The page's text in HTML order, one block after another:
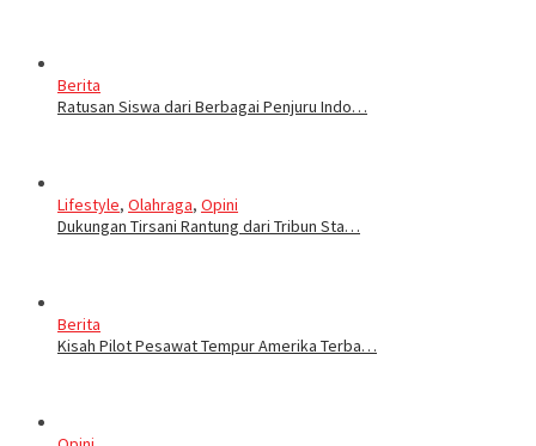
Berita
Ratusan Siswa dari Berbagai Penjuru Indo…
Lifestyle, Olahraga, Opini
Dukungan Tirsani Rantung dari Tribun Sta…
Berita
Kisah Pilot Pesawat Tempur Amerika Terba…